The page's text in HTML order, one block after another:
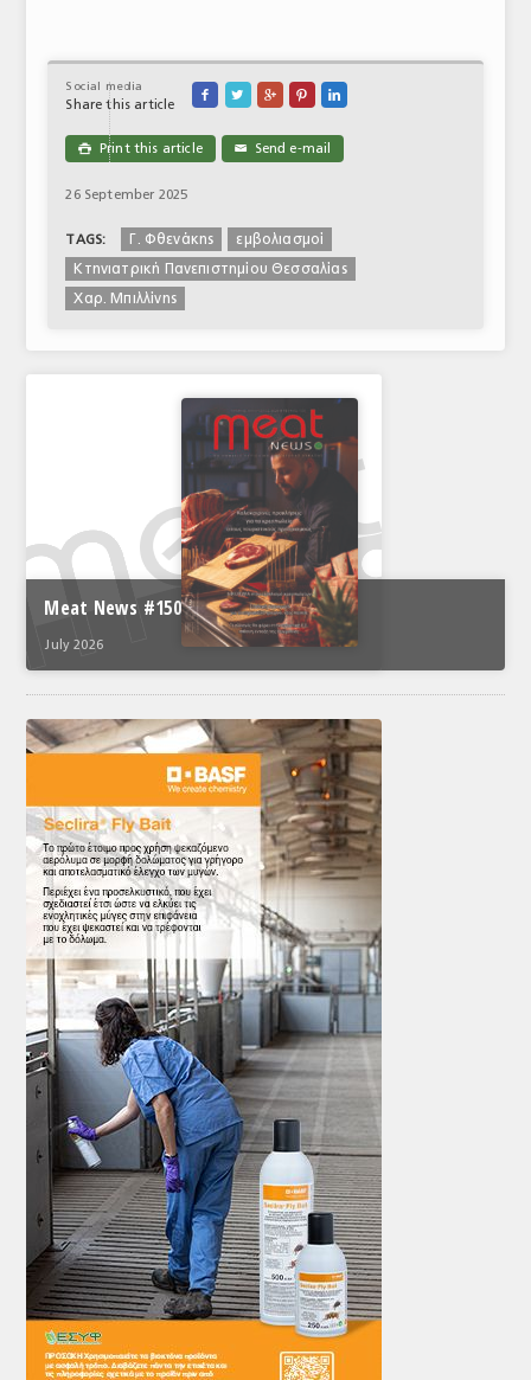
Social media
Share this article
    
 Print this article ✉ Send e-mail
26 September 2025
TAGS: Γ. Φθενάκης
εμβολιασμοί
Κτηνιατρική Πανεπιστημίου Θεσσαλίας
Χαρ. Μπιλλίνης
Meat News #150
July 2026